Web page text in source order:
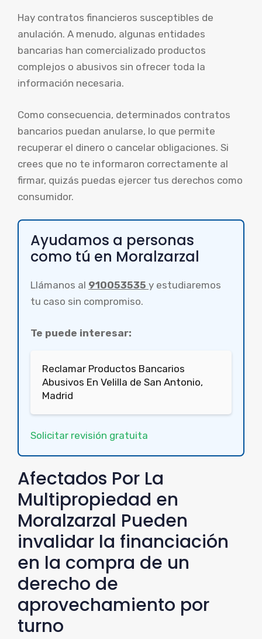
Hay contratos financieros susceptibles de
anulación. A menudo, algunas entidades
bancarias han comercializado productos
complejos o abusivos sin ofrecer toda la
información necesaria.
Como consecuencia, determinados contratos
bancarios puedan anularse, lo que permite
recuperar el dinero o cancelar obligaciones. Si
crees que no te informaron correctamente al
firmar, quizás puedas ejercer tus derechos como
consumidor.
Ayudamos a personas
como tú en Moralzarzal
Llámanos al 910053535 y estudiaremos
tu caso sin compromiso.
Te puede interesar:
Reclamar Productos Bancarios
Abusivos En Velilla de San Antonio,
Madrid
Solicitar revisión gratuita
Afectados Por La
Multipropiedad en
Moralzarzal Pueden
invalidar la financiación
en la compra de un
derecho de
aprovechamiento por
turno